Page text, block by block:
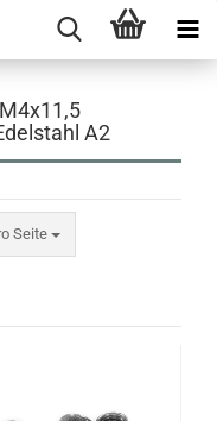
A2
Seite